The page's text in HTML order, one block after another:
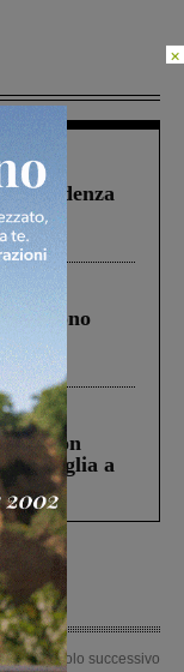
scadenza
“Un
morirono
il
la figlia a
Articolo successivo
×